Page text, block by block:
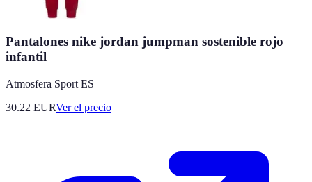
Pantalones nike jordan jumpman sostenible rojo
infantil
Atmosfera Sport ES
30.22 EURVer el precio